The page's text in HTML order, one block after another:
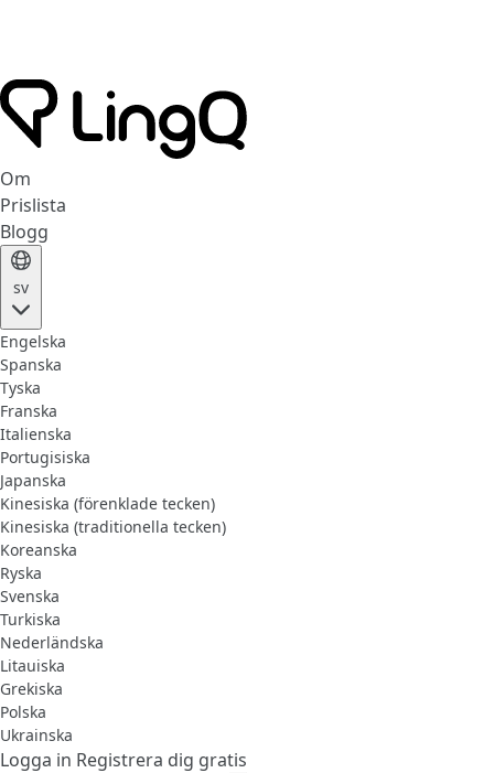
Om
Prislista
Blogg
sv
Engelska
Spanska
Tyska
Franska
Italienska
Portugisiska
Japanska
Kinesiska (förenklade tecken)
Kinesiska (traditionella tecken)
Koreanska
Ryska
Svenska
Turkiska
Nederländska
Litauiska
Grekiska
Polska
Ukrainska
Logga in Registrera dig gratis